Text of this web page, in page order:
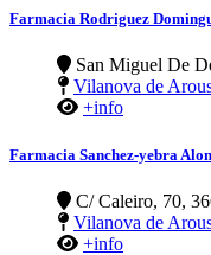
Farmacia Rodriguez
San Miguel De
Vilanova de
+info
Farmacia Sanchez-yebra
C/ Caleiro, 70,
Vilanova de
+info